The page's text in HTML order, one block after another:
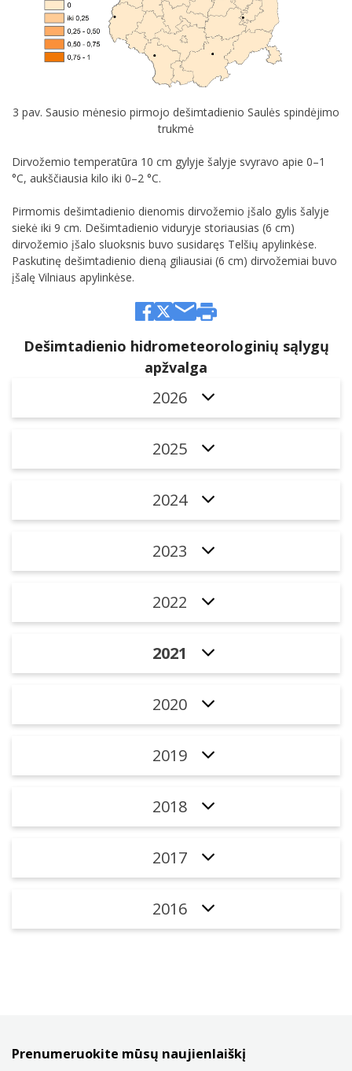
Dešimtadienio hidrometeorologinių sąlygų
apžvalga
2026
2025
2024
2023
2022
2021
2020
2019
2018
2017
2016
3 pav. Sausio mėnesio pirmojo dešimtadienio Saulės spindėjimo
trukmė
Dirvožemio temperatūra 10 cm gylyje šalyje svyravo apie 0–1
°C, aukščiausia kilo iki 0–2 °C.
Pirmomis dešimtadienio dienomis dirvožemio įšalo gylis šalyje
siekė iki 9 cm. Dešimtadienio viduryje storiausias (6 cm)
dirvožemio įšalo sluoksnis buvo susidaręs Telšių apylinkėse.
Paskutinę dešimtadienio dieną giliausiai (6 cm) dirvožemiai buvo
įšalę Vilniaus apylinkėse.
Prenumeruokite mūsų naujienlaiškį